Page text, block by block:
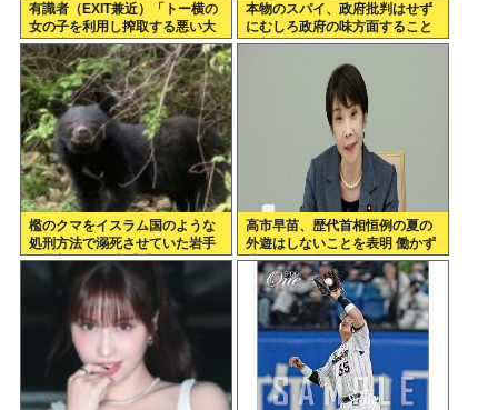
有識者（EXIT兼近）「トー横の
女の子を利用し搾取する悪い大
人は排除しないといけない」
本物のスパイ、政府批判はせず
にむしろ政府の味方面すること
が判明
檻のクマをイスラム国のような
処刑方法で溺死させていた岩手
に批判殺到！ 岩手「こ、これは
岩手伝統の処刑方法なんよ…」
高市早苗、歴代首相恒例の夏の
外遊はしないことを表明 働かず
連日終日公邸のもよう